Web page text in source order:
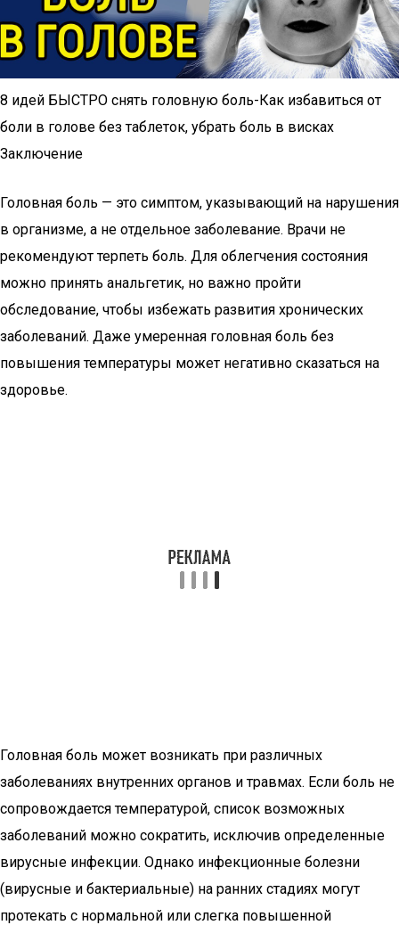
8 идей БЫСТРО снять головную боль-Как избавиться от
боли в голове без таблеток, убрать боль в висках
Заключение
Головная боль — это симптом, указывающий на нарушения
в организме, а не отдельное заболевание. Врачи не
рекомендуют терпеть боль. Для облегчения состояния
можно принять анальгетик, но важно пройти
обследование, чтобы избежать развития хронических
заболеваний. Даже умеренная головная боль без
повышения температуры может негативно сказаться на
здоровье.
Головная боль может возникать при различных
заболеваниях внутренних органов и травмах. Если боль не
сопровождается температурой, список возможных
заболеваний можно сократить, исключив определенные
вирусные инфекции. Однако инфекционные болезни
(вирусные и бактериальные) на ранних стадиях могут
протекать с нормальной или слегка повышенной